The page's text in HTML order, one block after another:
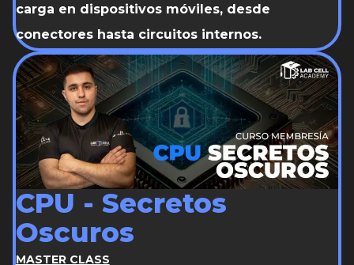
carga en dispositivos móviles, desde
conectores hasta circuitos internos.
CPU - Secretos
Oscuros
MASTER CLASS